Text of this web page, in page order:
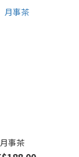
月事茶